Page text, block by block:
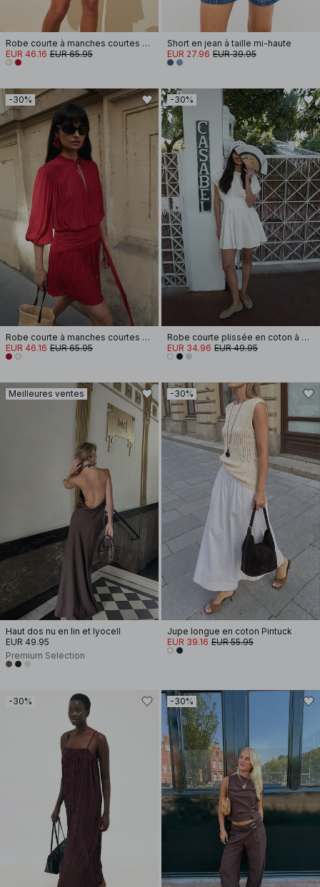
Robe courte à manches courtes et taille nouée
EUR 46.16 EUR 65.95
Short en jean à taille mi-haute
EUR 27.96 EUR 39.95
-30%
Robe courte à manches courtes et taille nouée
EUR 46.16 EUR 65.95
-30%
Robe courte plissée en coton à manches courtes
EUR 34.96 EUR 49.95
Meilleures ventes
Haut dos nu en lin et lyocell
EUR 49.95
Premium Selection
-30%
Jupe longue en coton Pintuck
EUR 39.16 EUR 55.95
-30% -30%